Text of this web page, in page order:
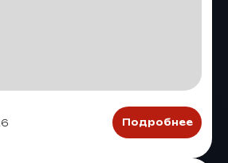
Подробнее